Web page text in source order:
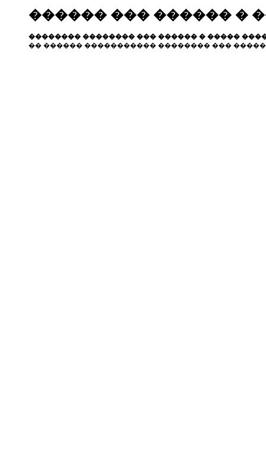
������ ��� ������ �
�������� �������� ��� ������ � �����
�� ������ ����������� �������� ���